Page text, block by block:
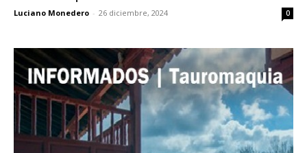
Luciano Monedero - 26 diciembre, 2024 0